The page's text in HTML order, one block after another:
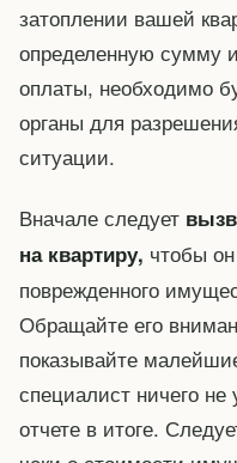
затоплении вашей
определенную сумму
оплаты, необходимо
органы для
ситуации.
Вначале следует
на квартиру, чтобы
поврежденного
Обращайте его
показывайте
специалист ничего
отчете в итоге.